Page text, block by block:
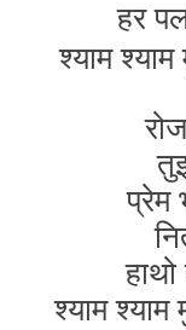
हर
श्याम
प्रेम
श्याम